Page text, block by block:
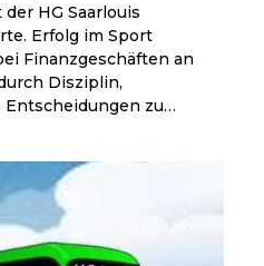
HG Saarlouis
Erfolg im Sport
Finanzgeschäften an
Disziplin,
Entscheidungen zu…